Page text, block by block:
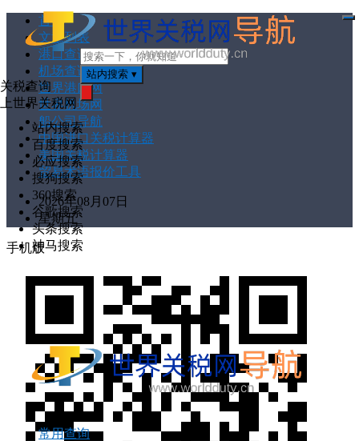
首页
文章列表
港口查询
机场查询
世界港口网
世界机场网
船公司导航
中国进口关税计算器
美国关税计算器
贸易术语报价工具
2026年08月07日
星期五
关税查询
上世界关税网
站内搜索 ▾
站内搜索
百度搜索
必应搜索
搜狗搜索
360搜索
谷歌搜索
头条搜索
神马搜索
搜
索
手机版
打
常用查询